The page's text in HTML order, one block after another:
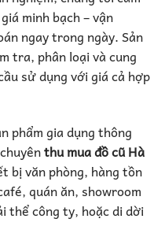
minh bạch – vận
ngay trong ngày. Sản
tra, phân loại và cung
sử dụng với giá cả hợp
phẩm gia dụng thông
thu mua đồ cũ Hà
bị văn phòng, hàng tồn
quán ăn, showroom
thể công ty, hoặc di dời